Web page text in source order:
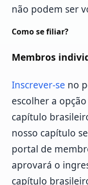
não podem ser
Como se filiar?
Membros
Inscrever-se no
escolher a
capítulo
nosso capítulo
portal de
aprovará o
capítulo